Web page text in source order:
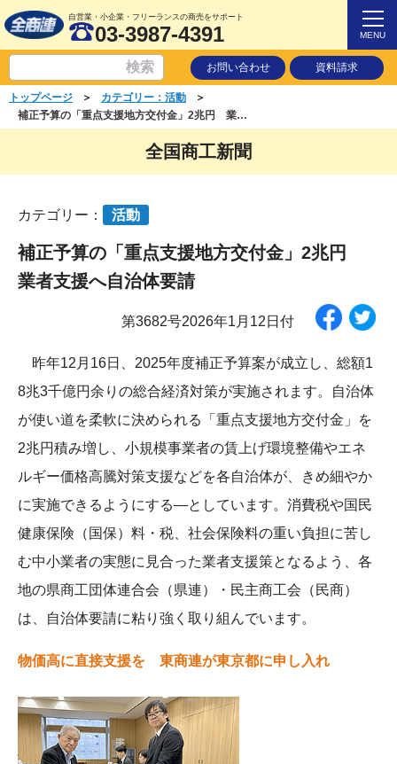
自営業・小企業・フリーランスの商売をサポート
03-3987-4391 MENU
お問い合わせ 資料請求
トップページ ＞ カテゴリー：活動
＞
補正予算の「重点支援地方交付金」2兆円 業者支援へ自治体要請
全国商工新聞
カテゴリー： 活動
補正予算の「重点支援地方交付金」2兆円
業者支援へ自治体要請
第3682号2026年1月12日付
昨年12月16日、2025年度補正予算案が成立し、総額1
8兆3千億円余りの総合経済対策が実施されます。自治体
が使い道を柔軟に決められる「重点支援地方交付金」を
2兆円積み増し、小規模事業者の賃上げ環境整備やエネ
ルギー価格高騰対策支援などを各自治体が、きめ細やか
に実施できるようにする―としています。消費税や国民
健康保険（国保）料・税、社会保険料の重い負担に苦し
む中小業者の実態に見合った業者支援策となるよう、各
地の県商工団体連合会（県連）・民主商工会（民商）
は、自治体要請に粘り強く取り組んでいます。
物価高に直接支援を 東商連が東京都に申し入れ